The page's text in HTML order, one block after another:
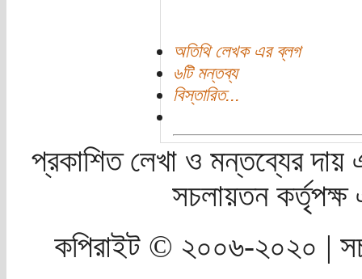
অতিথি লেখক এর ব্লগ
৬টি মন্তব্য
বিস্তারিত...
প্রকাশিত লেখা ও মন্তব্যের দায়
সচলায়তন
কপিরাইট © ২০০৬-২০২০ |